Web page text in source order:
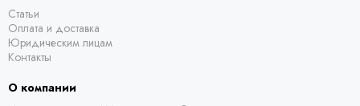
Статьи
Оплата и доставка
Юридическим лицам
Контакты
О компании